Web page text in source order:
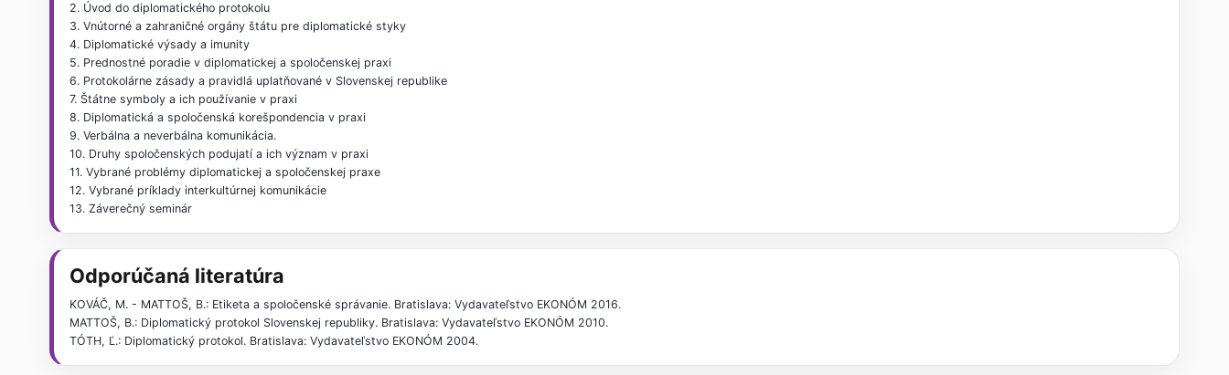
2. Úvod do diplomatického protokolu
3. Vnútorné a zahraničné orgány štátu pre diplomatické styky
4. Diplomatické výsady a imunity
5. Prednostné poradie v diplomatickej a spoločenskej praxi
6. Protokolárne zásady a pravidlá uplatňované v Slovenskej republike
7. Štátne symboly a ich používanie v praxi
8. Diplomatická a spoločenská korešpondencia v praxi
9. Verbálna a neverbálna komunikácia.
10. Druhy spoločenských podujatí a ich význam v praxi
11. Vybrané problémy diplomatickej a spoločenskej praxe
12. Vybrané príklady interkultúrnej komunikácie
13. Záverečný seminár
Odporúčaná literatúra
KOVÁČ, M. - MATTOŠ, B.: Etiketa a spoločenské správanie. Bratislava: Vydavateľstvo EKONÓM 2016.
MATTOŠ, B.: Diplomatický protokol Slovenskej republiky. Bratislava: Vydavateľstvo EKONÓM 2010.
TÓTH, Ľ.: Diplomatický protokol. Bratislava: Vydavateľstvo EKONÓM 2004.